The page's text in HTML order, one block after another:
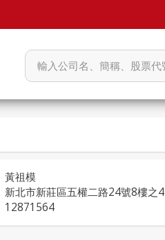
黃祖模
新北市新莊區五權二路24號8樓之4
12871564